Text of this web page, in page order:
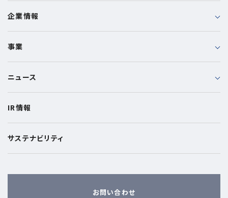
企業情報
事業
ニュース
IR情報
サステナビリティ
お問い合わせ